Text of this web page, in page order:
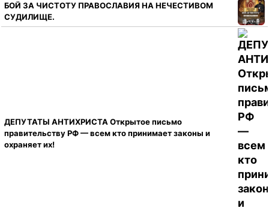
БОЙ ЗА ЧИСТОТУ ПРАВОСЛАВИЯ НА НЕЧЕСТИВОМ
СУДИЛИЩЕ.
ДЕПУТАТЫ АНТИХРИСТА Открытое письмо
правительству РФ — всем кто принимает законы и
охраняет их!